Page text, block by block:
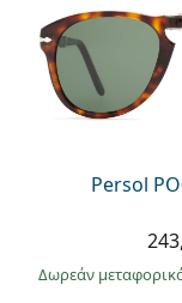
Persol
Δωρεάν